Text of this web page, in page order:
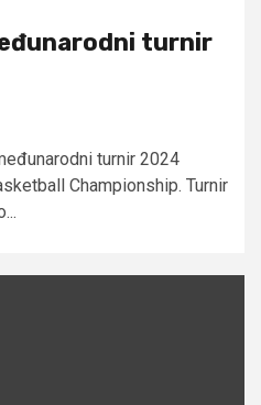
turnir
turnir 2024
Championship. Turnir